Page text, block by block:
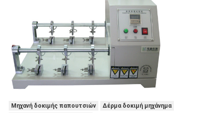
Μηχανή δοκιμής παπουτσιών
Δέρμα δοκιμή μηχάνημα